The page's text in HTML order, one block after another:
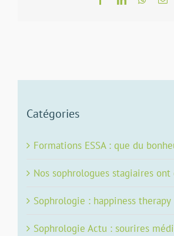
Catégories
Formations ESSA : que du
Nos sophrologues stagiaires
Sophrologie : happiness therapy
Sophrologie Actu : sourires